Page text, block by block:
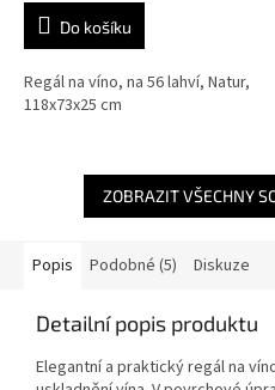
Do košíku
Regál na víno, na 56 lahví, Natur,
118x73x25 cm
ZOBRAZIT VŠECHNY
Popis Podobné (5) Diskuze
Detailní popis produktu
Elegantní a praktický regál na